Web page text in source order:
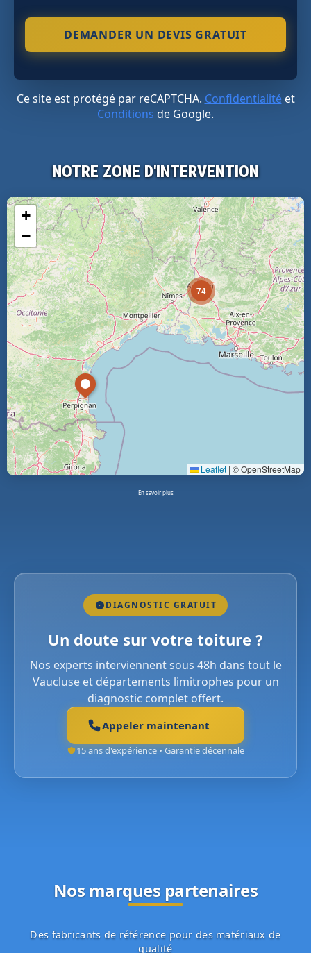
Ce site est protégé par reCAPTCHA. Confidentialitéet
Conditions de Google.
NOTRE ZONE D'INTERVENTION
74
+
−
Leaflet | © OpenStreetMap
En savoir plus
DIAGNOSTIC GRATUIT
Un doute sur votre toiture ?
Nos experts interviennent sous 48h dans tout le
Vaucluse et départements limitrophes pour un
diagnostic complet offert.
Appeler maintenant
15 ans d'expérience • Garantie décennale
Nos marques partenaires
Des fabricants de référence pour des matériaux de
qualité